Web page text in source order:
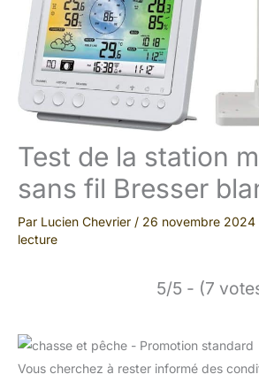
Test de la station
sans fil Bresser
Par Lucien Chevrier / 26 novembre 2024
lecture
5/5 - (7
Vous cherchez à rester informé des